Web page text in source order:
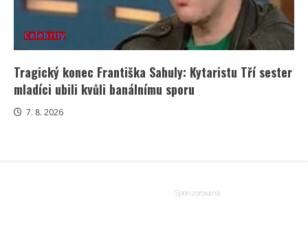
Celebrity
Tragický konec Františka Sahuly: Kytaristu Tří sester
mladíci ubili kvůli banálnímu sporu
7. 8. 2026